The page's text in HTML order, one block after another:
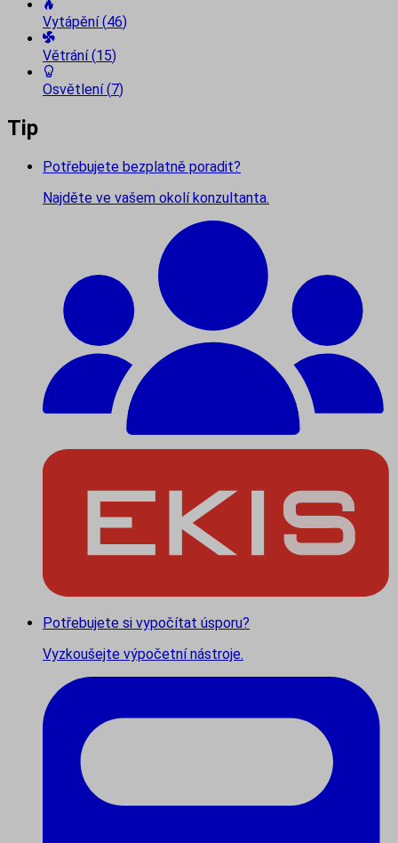
Vytápění (46)
Větrání (15)
Osvětlení (7)
Tip
Potřebujete bezplatně poradit?
Najděte ve vašem okolí konzultanta.
Potřebujete si vypočítat úsporu?
Vyzkoušejte výpočetní nástroje.